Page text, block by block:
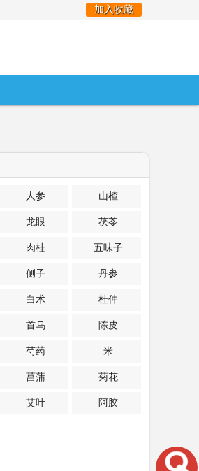
加入收藏
人参 山楂
龙眼 茯苓
肉桂 五味子
侧子 丹参
白术 杜仲
首乌 陈皮
芍药 米
菖蒲 菊花
艾叶 阿胶